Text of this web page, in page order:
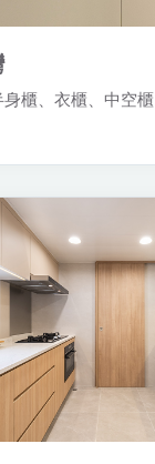
身櫃、衣櫃、中空櫃